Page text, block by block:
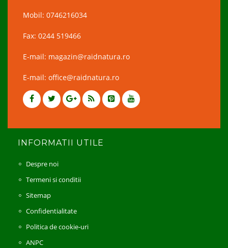
Mobil: 0746216034
Fax: 0244 519466
E-mail: magazin@raidnatura.ro
E-mail: office@raidnatura.ro
INFORMATII UTILE
Despre noi
Termeni si conditii
Sitemap
Confidentialitate
Politica de cookie-uri
ANPC